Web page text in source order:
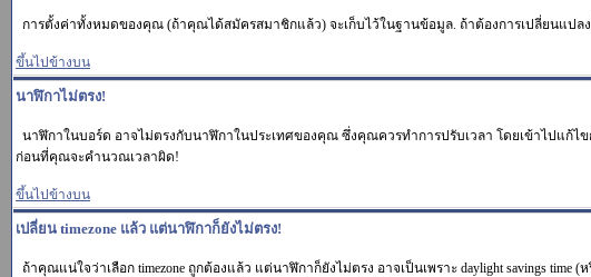
การตั้งค่าทั้งหมดของคุณ (ถ้าคุณได้สมัครสมาชิกแล้ว) จะเก็บไว้ในฐานข้อมูล. ถ้าต้องการเปลี่ยนแปล
ขึ้นไปข้างบน
นาฬิกาไม่ตรง!
นาฬิกาในบอร์ด อาจไม่ตรงกับนาฬิกาในประเทศของคุณ ซึ่งคุณควรทำการปรับเวลา โดยเข้าไปแก้
ก่อนที่คุณจะคำนวณเวลาผิด!
ขึ้นไปข้างบน
เปลี่ยน timezone แล้ว แต่นาฬิกาก็ยังไม่ตรง!
ถ้าคุณแน่ใจว่าเลือก timezone ถูกต้องแล้ว แต่นาฬิกาก็ยังไม่ตรง อาจเป็นเพราะ daylight savings